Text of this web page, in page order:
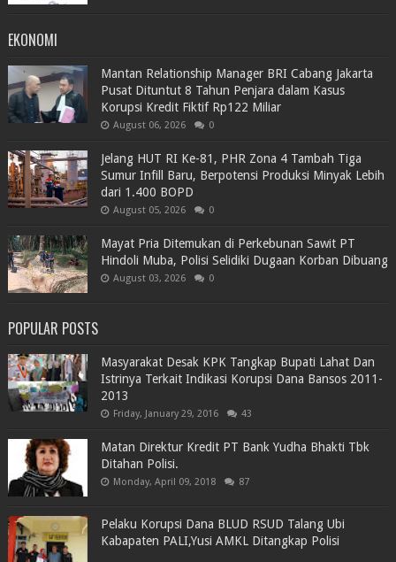
EKONOMI
Mantan Relationship Manager BRI Cabang Jakarta
Pusat Dituntut 8 Tahun Penjara dalam Kasus
Korupsi Kredit Fiktif Rp122 Miliar
August 06, 2026 0
Jelang HUT RI Ke-81, PHR Zona 4 Tambah Tiga
Sumur Infill Baru, Berpotensi Produksi Minyak Lebih
dari 1.400 BOPD
August 05, 2026 0
Mayat Pria Ditemukan di Perkebunan Sawit PT
Hindoli Muba, Polisi Selidiki Dugaan Korban Dibuang
August 03, 2026 0
POPULAR POSTS
Masyarakat Desak KPK Tangkap Bupati Lahat Dan
Istrinya Terkait Indikasi Korupsi Dana Bansos 2011-
2013
Friday, January 29, 2016 43
Matan Direktur Kredit PT Bank Yudha Bhakti Tbk
Ditahan Polisi.
Monday, April 09, 2018 87
Pelaku Korupsi Dana BLUD RSUD Talang Ubi
Kabapaten PALI,Yusi AMKL Ditangkap Polisi